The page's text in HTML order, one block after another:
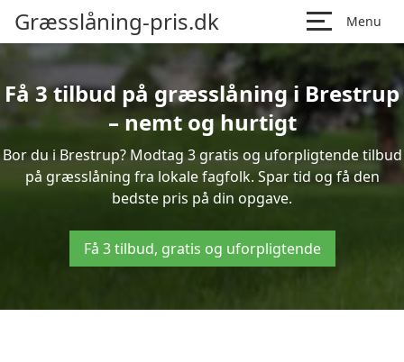
Græsslåning-pris.dk Menu
Få 3 tilbud på græsslåning i Brestrup
– nemt og hurtigt
Bor du i Brestrup? Modtag 3 gratis og uforpligtende tilbud
på græsslåning fra lokale fagfolk. Spar tid og få den
bedste pris på din opgave.
Få 3 tilbud, gratis og uforpligtende